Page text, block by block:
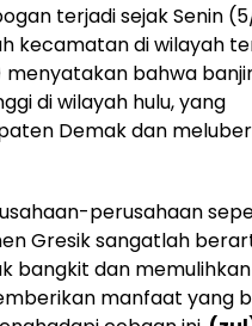
terjadi sejak Senin
kecamatan di wilayah
menyatakan bahwa
di wilayah hulu, yang
Demak dan
perusahaan
Gresik sangatlah
bangkit dan memulihkan
manfaat yang